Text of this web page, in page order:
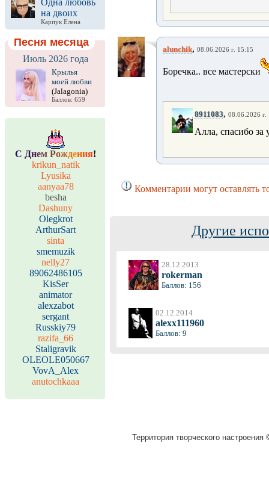
Одна любовь
на двоих
Карпук Елена
Песня месяца
Июль 2026 года
Крылья
моей любви
(Jalagonia)
Баллов: 659
С Днем Рождения!
krikun_natik
Lyusika
aanyaa78
besha
Dashuny
Olegkrot
ArthurSart
sinta
smemuzik
nelly27
89062486105
KisSer
animator
alexzabot
sergant
Russkiy79
razifa_66
Staligravik
OLEOLE050667
VovA_Alex
anutochkaaa
alunchik, 08.06.2026 г. 15:15
Боречка.. все мастерски
8911083, 08.06.2026 г.
Алла, спасибо за
Комментарии могут оставлять
Другие
28.12.2013
rokerman
Баллов: 156
02.12.2014
alexx111960
Баллов: 9
Территория творческого